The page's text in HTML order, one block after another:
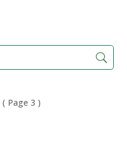
( Page 3 )